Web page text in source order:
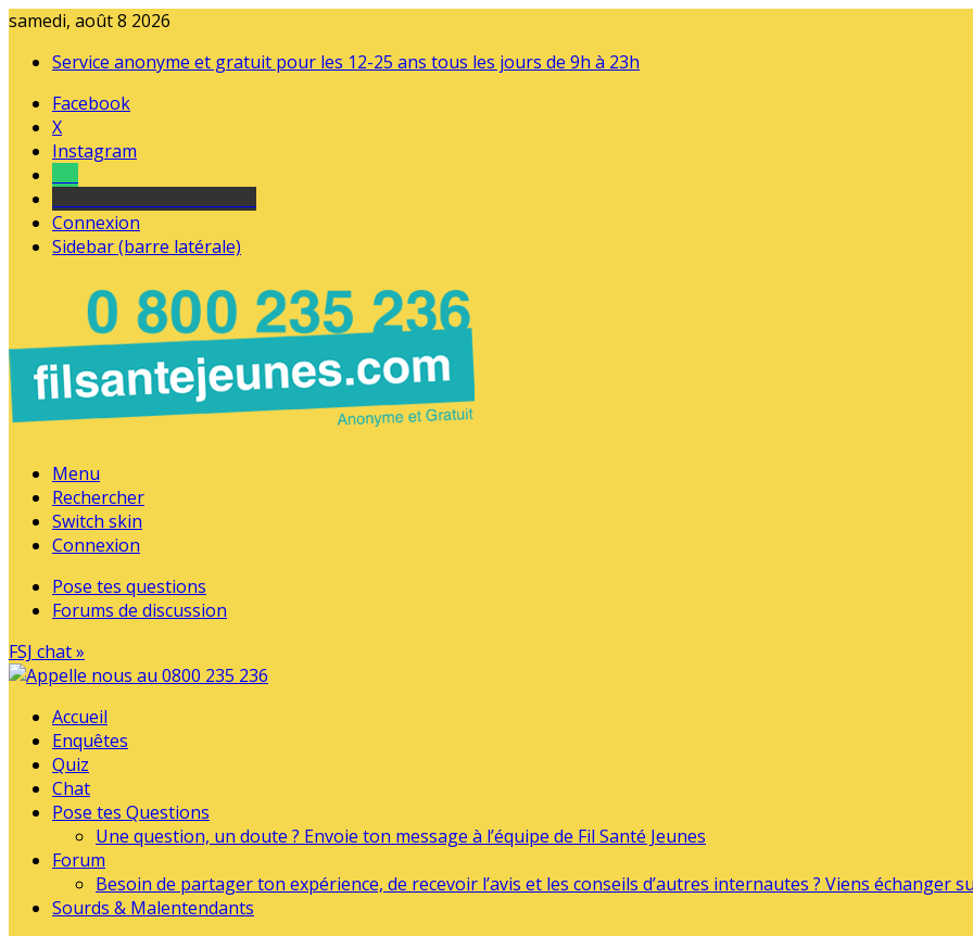
samedi, août 8 2026
Service anonyme et gratuit pour les 12-25 ans tous les jours de 9h à 23h
Facebook
X
Instagram
Connexion
Sidebar (barre latérale)
Menu
Rechercher
Switch skin
Connexion
Pose tes questions
Forums de discussion
FSJ chat »
Accueil
Enquêtes
Quiz
Chat
Pose tes Questions
Une question, un doute ? Envoie ton message à l’équipe de Fil Santé Jeunes
Forum
Besoin de partager ton expérience, de recevoir l’avis et les conseils d’autres internautes ? Viens échanger
Sourds & Malentendants